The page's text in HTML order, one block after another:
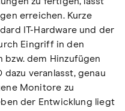
erreichen. Kurze
IT-Hardware und der
Eingriff in den
bzw. dem Hinzufügen
veranlasst, genau
Monitore zu
der Entwicklung liegt